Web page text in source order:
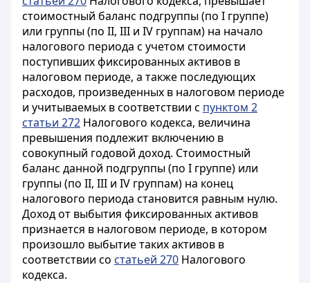
стоимостный баланс подгруппы (по I группе)
или группы (по II, III и IV группам) на начало
налогового периода с учетом стоимости
поступивших фиксированных активов в
налоговом периоде, а также последующих
расходов, произведенных в налоговом периоде
и учитываемых в соответствии с пунктом 2
статьи 272 Налогового кодекса, величина
превышения подлежит включению в
совокупный годовой доход. Стоимостный
баланс данной подгруппы (по I группе) или
группы (по II, III и IV группам) на конец
налогового периода становится равным нулю.
Доход от выбытия фиксированных активов
признается в налоговом периоде, в котором
произошло выбытие таких активов в
соответствии со статьей 270 Налогового
кодекса.